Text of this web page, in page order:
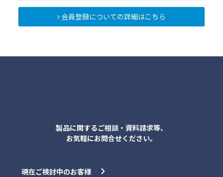
会員登録についての詳細はこちら
製品に関するご相談・資料請求等、
お気軽にお問合せください。
現在ご検討中のお客様